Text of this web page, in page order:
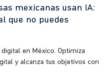
mexicanas usan IA:
que no puedes
en México. Optimiza
y alcanza tus objetivos con